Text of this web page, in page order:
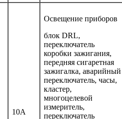
10A
Освещение приборов
блок DRL,
переключатель
коробки зажигания,
передняя сигаретная
зажигалка, аварийный
переключатель, часы,
кластер,
многоцелевой
измеритель,
переключатель